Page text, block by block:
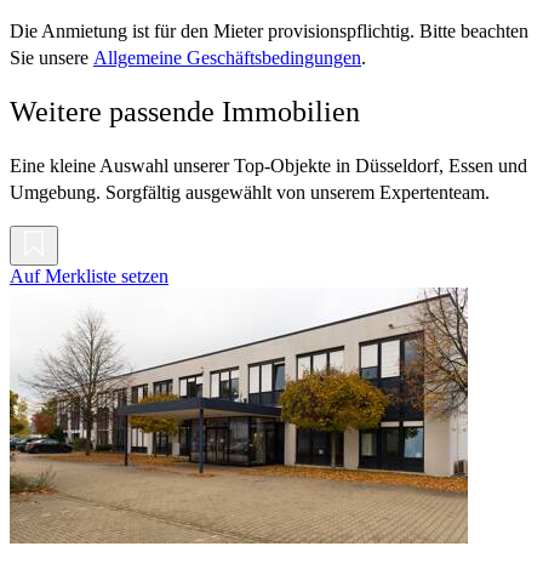
Die Anmietung ist für den Mieter provisionspflichtig. Bitte beachten
Sie unsere Allgemeine Geschäftsbedingungen.
Weitere passende Immobilien
Eine kleine Auswahl unserer Top-Objekte in Düsseldorf, Essen und
Umgebung. Sorgfältig ausgewählt von unserem Expertenteam.
Auf Merkliste setzen